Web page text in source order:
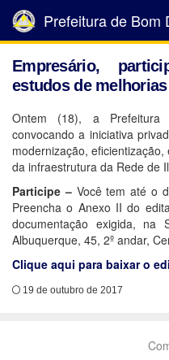
Prefeitura de Bom
Empresário,
estudos de
Ontem (18), a Prefeitura
convocando a iniciativa
modernização,
da infraestrutura da Rede de
Participe –Você tem até o
Preencha o Anexo II do
documentação exigida, na
Albuquerque, 45, 2º andar,
Clique aqui para baixar o
19 de outubro de 2017